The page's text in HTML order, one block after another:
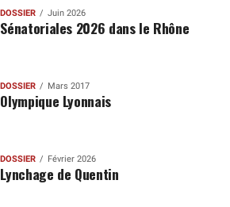
DOSSIER Juin 2026
Sénatoriales 2026 dans le Rhône
DOSSIER Mars 2017
Olympique Lyonnais
DOSSIER Février 2026
Lynchage de Quentin